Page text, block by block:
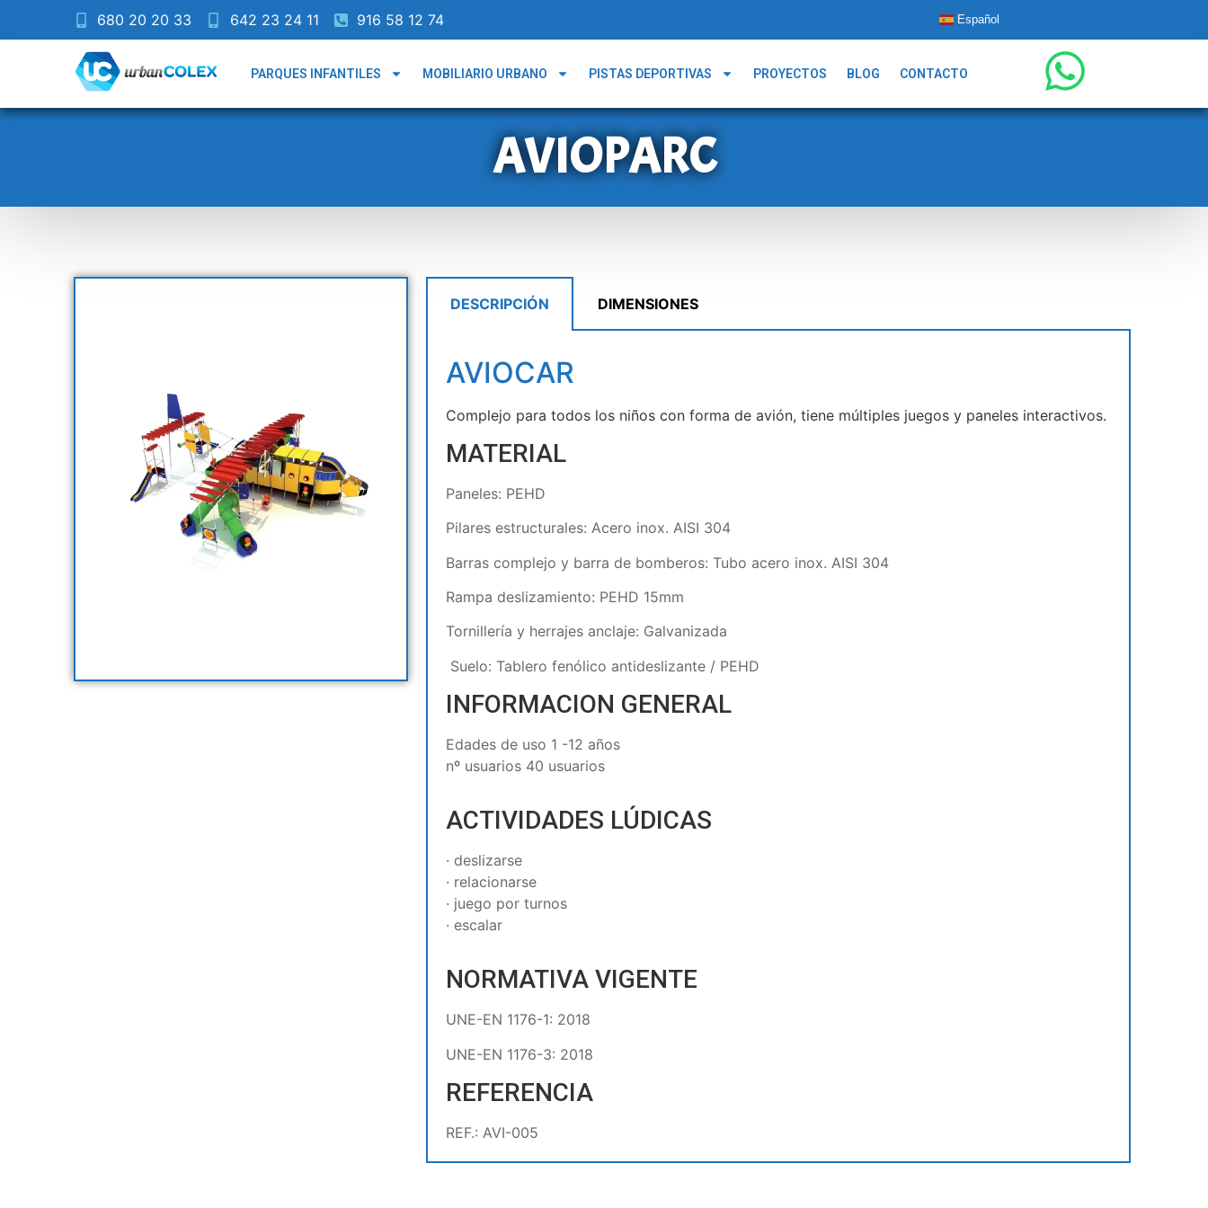
680 20 20 33 642 23 24 11 916 58 12 74 Español
PARQUES INFANTILES MOBILIARIO URBANO PISTAS DEPORTIVAS PROYECTOS BLOG CONTACTO
AVIOPARC
DESCRIPCIÓN DIMENSIONES
AVIOCAR
Complejo para todos los niños con forma de avión, tiene múltiples juegos y paneles interactivos.
MATERIAL
Paneles: PEHD
Pilares estructurales: Acero inox. AISI 304
Barras complejo y barra de bomberos: Tubo acero inox. AISI 304
Rampa deslizamiento: PEHD 15mm
Tornillería y herrajes anclaje: Galvanizada
Suelo: Tablero fenólico antideslizante / PEHD
INFORMACION GENERAL
Edades de uso 1 -12 años
nº usuarios 40 usuarios
ACTIVIDADES LÚDICAS
· deslizarse
· relacionarse
· juego por turnos
· escalar
NORMATIVA VIGENTE
UNE-EN 1176-1: 2018
UNE-EN 1176-3: 2018
REFERENCIA
REF.: AVI-005